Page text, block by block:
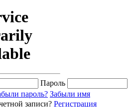
Пароль
пароль? Забыли имя
записи? Регистрация